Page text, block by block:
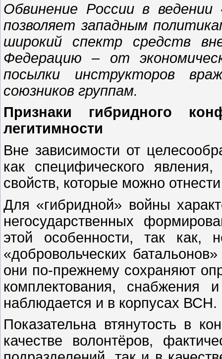
Обвинение России в
позволяет западным
широкий спектр средств
Федерацию – от
посылки инструкторов
союзников группам.
Признаки гибридного
легитимности
Вне зависимости от
как специфического
свойств, которые можно
Для «гибридной» войны
негосударственных
этой особенности, так как,
«добровольческих
они по-прежнему сохраняют
комплектования, снабжения
наблюдается и в корпусах ВСН.
Показательна втянутость в
качестве волонтёров,